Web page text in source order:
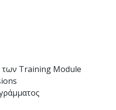
των Training Module